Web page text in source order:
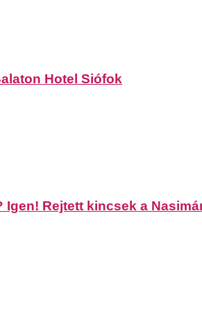
Hotel Siófok
Igen! Rejtett kincsek a